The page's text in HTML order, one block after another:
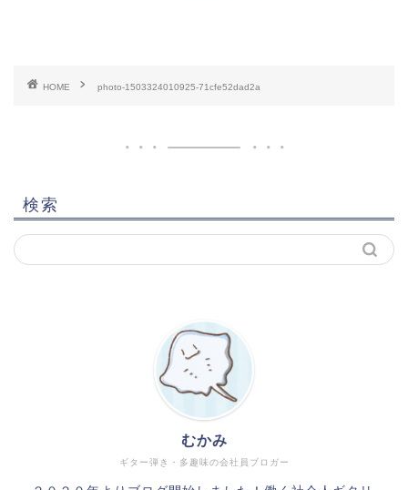
HOME photo-1503324010925-71cfe52dad2a
検索
ギター弾き・多趣味の会社員ブロガー
むかみ